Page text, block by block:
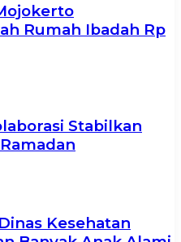
Rumah Ibadah Rp
Stabilkan
Kesehatan